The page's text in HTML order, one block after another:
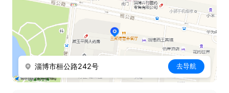
淄博市桓公路242号 去导航